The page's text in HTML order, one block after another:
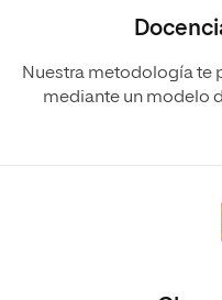
Nuestra metodología te
mediante un modelo